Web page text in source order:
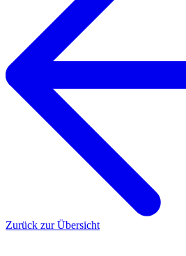
Zurück zur Übersicht